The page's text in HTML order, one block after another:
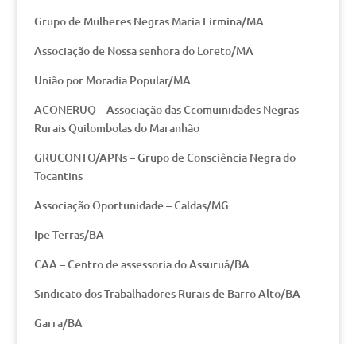
Grupo de Mulheres Negras Maria Firmina/MA
Associação de Nossa senhora do Loreto/MA
União por Moradia Popular/MA
ACONERUQ – Associação das Ccomuinidades Negras
Rurais Quilombolas do Maranhão
GRUCONTO/APNs – Grupo de Consciência Negra do
Tocantins
Associação Oportunidade – Caldas/MG
Ipe Terras/BA
CAA – Centro de assessoria do Assuruá/BA
Sindicato dos Trabalhadores Rurais de Barro Alto/BA
Garra/BA